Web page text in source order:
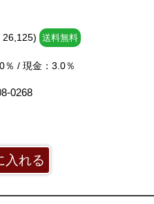
26,125) 送料無料
％ / 現金：3.0％
0268